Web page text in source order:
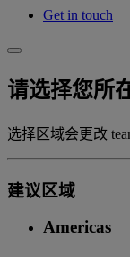
Get in touch
请选择您所
选择区域会更改
建议区域
Americas